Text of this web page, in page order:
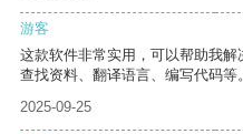
游客
这款软件非常实用，可以帮助我
查找资料、翻译语言、编写代码等。
2025-09-25